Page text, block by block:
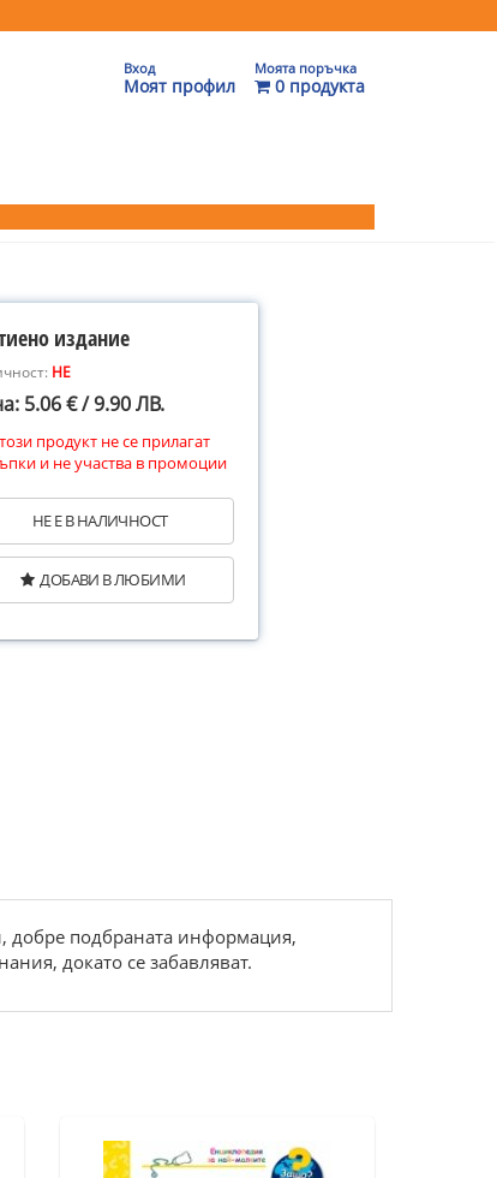
Вход
Моят профил
Моята поръчка
0 продукта
издание
НЕ
5.06 € / 9.90 ЛВ.
продукт не се прилагат
и не участва в промоции
НЕ Е В НАЛИЧНОСТ
ДОБАВИ В ЛЮБИМИ
добре подбраната информация,
докато се забавляват.